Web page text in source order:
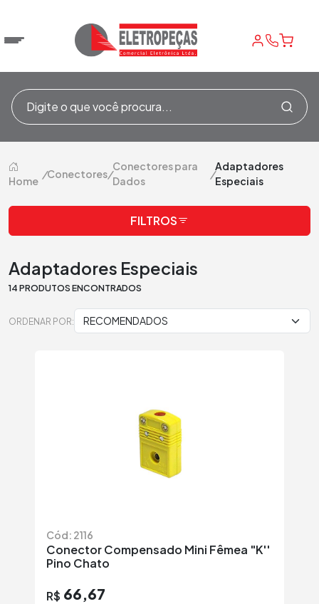
Home
/Conectores/
Conectores para
Dados
/
Adaptadores
Especiais
FILTROS
Adaptadores Especiais
14 PRODUTOS ENCONTRADOS
ORDENAR POR:
Cód: 2116
Conector Compensado Mini Fêmea "K''
Pino Chato
R$ 66,67